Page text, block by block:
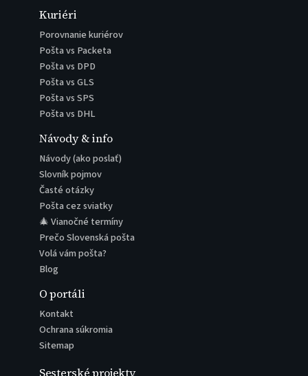
Kuriéri
Porovnanie kuriérov
Pošta vs Packeta
Pošta vs DPD
Pošta vs GLS
Pošta vs SPS
Pošta vs DHL
Návody & info
Návody (ako poslať)
Slovník pojmov
Časté otázky
Pošta cez sviatky
🎄 Vianočné termíny
Prečo Slovenská pošta
Volá vám pošta?
Blog
O portáli
Kontakt
Ochrana súkromia
Sitemap
Sesterské projekty